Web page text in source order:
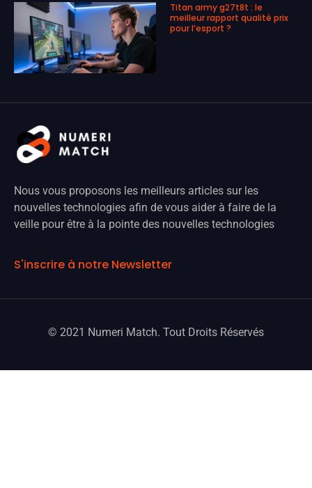
Titan army g27t8t : le
meilleur rapport qualité prix
pour l’esport ?
Nous vous proposons les meilleurs articles sur les
nouvelles technologies afin de vous aider à faire de la
veille pour être à la pointe des nouvelles technologies
S'inscrire à notre Newsletter
© 2021 Numeri Match. Tout Droits Réservés